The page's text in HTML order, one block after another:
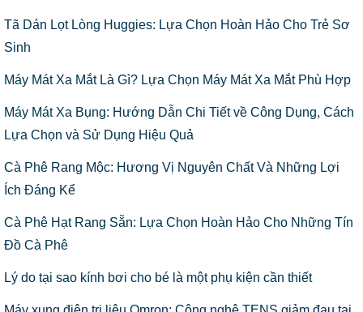
Tã Dán Lọt Lòng Huggies: Lựa Chọn Hoàn Hảo Cho Trẻ Sơ
Sinh
Máy Mát Xa Mắt Là Gì? Lựa Chọn Máy Mát Xa Mắt Phù Hợp
Máy Mát Xa Bụng: Hướng Dẫn Chi Tiết về Công Dụng, Cách
Lựa Chọn và Sử Dụng Hiệu Quả
Cà Phê Rang Mộc: Hương Vị Nguyên Chất Và Những Lợi
Ích Đáng Kể
Cà Phê Hạt Rang Sẵn: Lựa Chọn Hoàn Hảo Cho Những Tín
Đồ Cà Phê
Lý do tại sao kính bơi cho bé là một phụ kiện cần thiết